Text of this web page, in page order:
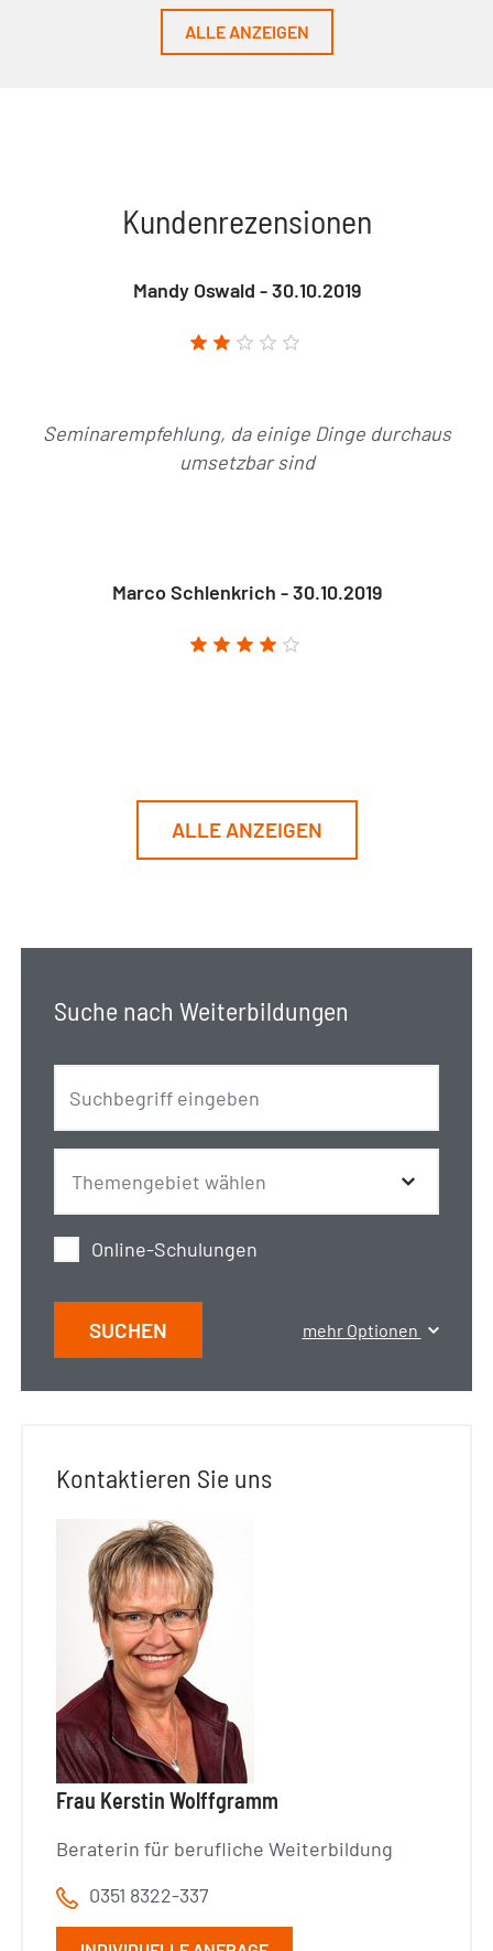
ALLE ANZEIGEN
Kundenrezensionen
Mandy Oswald - 30.10.2019
Seminarempfehlung, da einige Dinge durchaus
umsetzbar sind
Marco Schlenkrich - 30.10.2019
ALLE ANZEIGEN
Suche nach Weiterbildungen
Online-Schulungen
SUCHEN mehr Optionen
Kontaktieren Sie uns
Frau Kerstin Wolffgramm
Beraterin für berufliche Weiterbildung
0351 8322-337